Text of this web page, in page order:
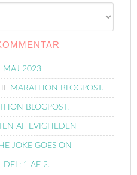
MAJ 2023
MARATHON BLOGPOST.
BLOGPOST.
AF EVIGHEDEN
JOKE GOES ON
DEL: 1 AF 2.